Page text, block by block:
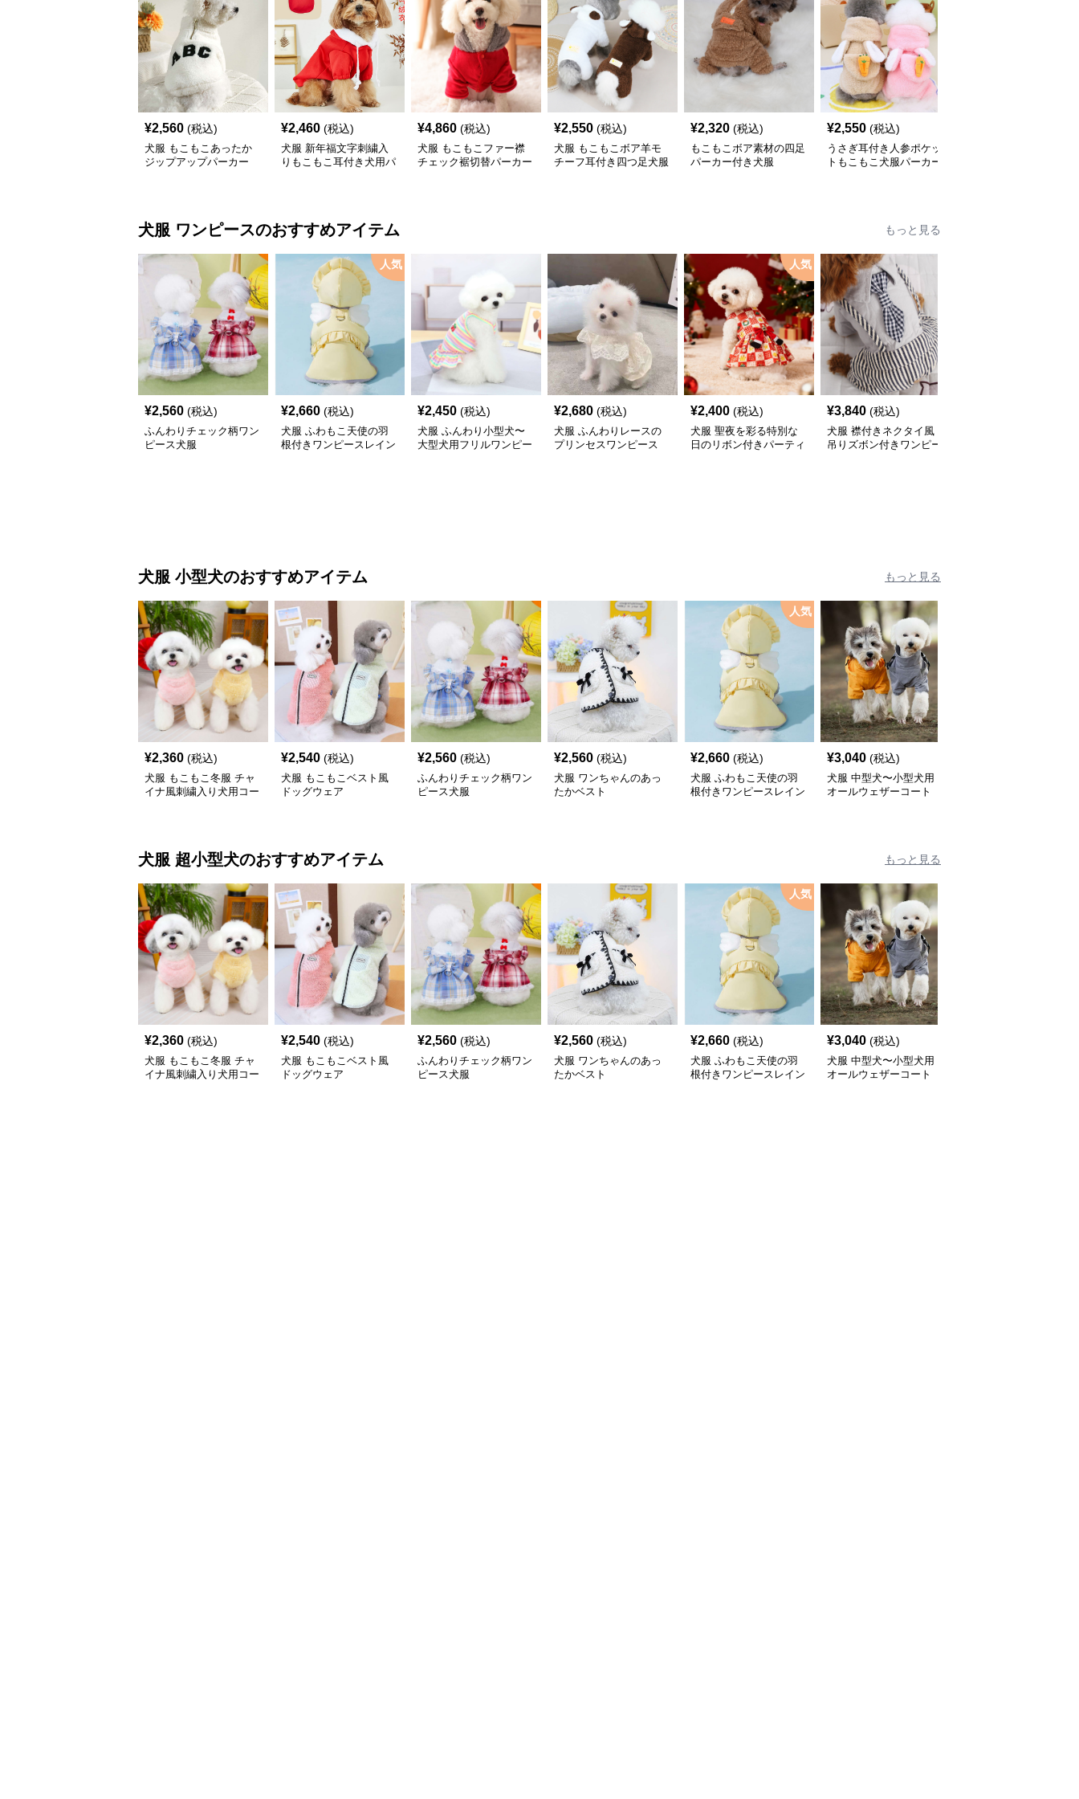
¥2,560 (税込)
犬服 もこもこあったか
ジップアップパーカー
¥2,460 (税込)
犬服 新年福文字刺繍入
りもこもこ耳付き犬用パ
¥4,860 (税込)
犬服 もこもこファー襟
チェック裾切替パーカー
¥2,550 (税込)
犬服 もこもこボア羊モ
チーフ耳付き四つ足犬服
¥2,320 (税込)
もこもこボア素材の四足
パーカー付き犬服
¥2,550 (税込)
うさぎ耳付き人参ポケッ
トもこもこ犬服パーカー
犬服 ワンピースのおすすめアイテム もっと見る
¥2,560 (税込)
ふんわりチェック柄ワン
ピース犬服
人気
¥2,660 (税込)
犬服 ふわもこ天使の羽
根付きワンピースレイン
¥2,450 (税込)
犬服 ふんわり小型犬〜
大型犬用フリルワンピー
¥2,680 (税込)
犬服 ふんわりレースの
プリンセスワンピース
人気
¥2,400 (税込)
犬服 聖夜を彩る特別な
日のリボン付きパーティ
¥3,840 (税込)
犬服 襟付きネクタイ風
吊りズボン付きワンピー
犬服 小型犬のおすすめアイテム もっと見る
¥2,360 (税込)
犬服 もこもこ冬服 チャ
イナ風刺繍入り犬用コー
¥2,540 (税込)
犬服 もこもこベスト風
ドッグウェア
¥2,560 (税込)
ふんわりチェック柄ワン
ピース犬服
¥2,560 (税込)
犬服 ワンちゃんのあっ
たかベスト
人気
¥2,660 (税込)
犬服 ふわもこ天使の羽
根付きワンピースレイン
¥3,040 (税込)
犬服 中型犬〜小型犬用
オールウェザーコート
犬服 超小型犬のおすすめアイテム もっと見る
¥2,360 (税込)
犬服 もこもこ冬服 チャ
イナ風刺繍入り犬用コー
¥2,540 (税込)
犬服 もこもこベスト風
ドッグウェア
¥2,560 (税込)
ふんわりチェック柄ワン
ピース犬服
¥2,560 (税込)
犬服 ワンちゃんのあっ
たかベスト
人気
¥2,660 (税込)
犬服 ふわもこ天使の羽
根付きワンピースレイン
¥3,040 (税込)
犬服 中型犬〜小型犬用
オールウェザーコート